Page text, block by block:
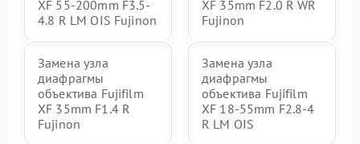
XF 55-200mm F3.5-
4.8 R LM OIS Fujinon
XF 35mm F2.0 R WR
Fujinon
Замена узла
диафрагмы
объектива Fujifilm
XF 35mm F1.4 R
Fujinon
Замена узла
диафрагмы
объектива Fujifilm
XF 18-55mm F2.8-4
R LM OIS